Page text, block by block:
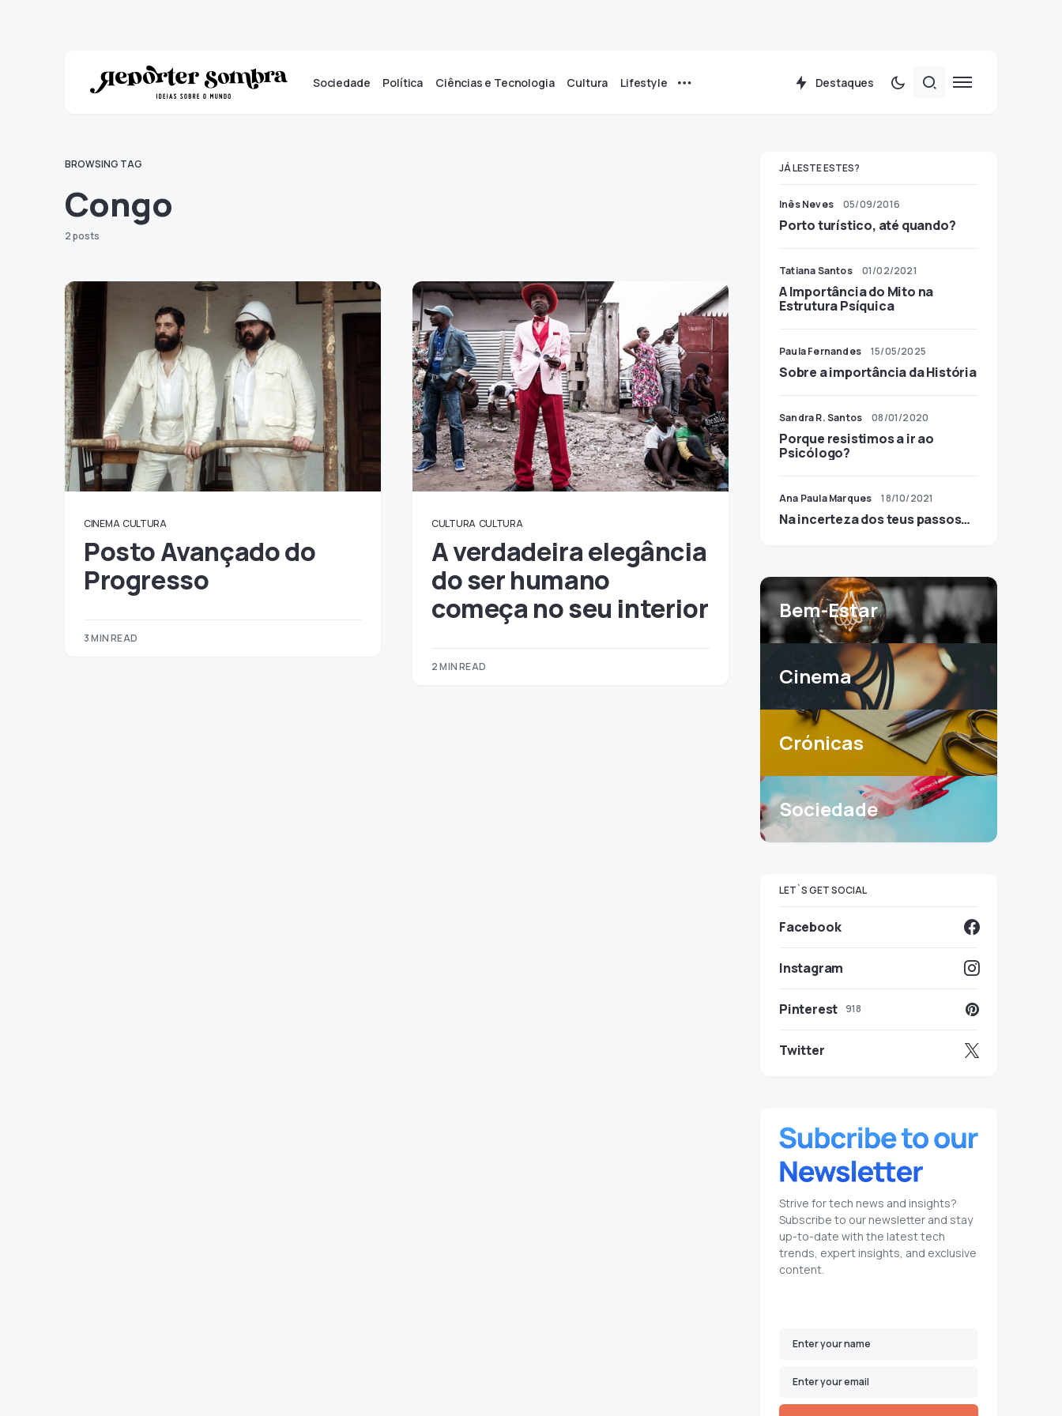
Sociedade Política Ciências e Tecnologia Cultura Lifestyle Destaques
BROWSING TAG
Congo
2 posts
CINEMA CULTURA
Posto Avançado do
Progresso
3 MIN READ
CULTURA CULTURA
A verdadeira elegância
do ser humano
começa no seu interior
2 MIN READ
JÁ LESTE ESTES?
Inês Neves 05/09/2016
Porto turístico, até quando?
Tatiana Santos 01/02/2021
A Importância do Mito na
Estrutura Psíquica
Paula Fernandes 15/05/2025
Sobre a importância da História
Sandra R. Santos 08/01/2020
Porque resistimos a ir ao
Psicólogo?
Ana Paula Marques 18/10/2021
Na incerteza dos teus passos…
Bem-Estar
Cinema
Crónicas
Sociedade
LET`S GET SOCIAL
Facebook
Instagram
Pinterest 918
Twitter
Strive for tech news and insights?
Subscribe to our newsletter and stay
up-to-date with the latest tech
trends, expert insights, and exclusive
content.